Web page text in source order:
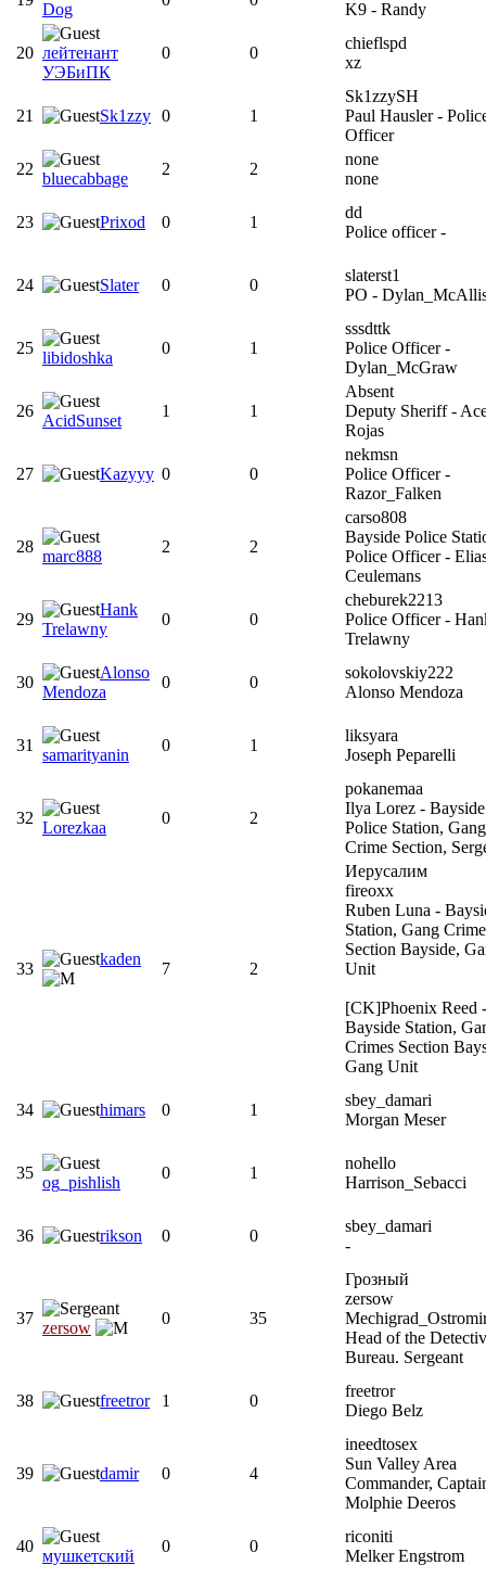
Dog K9 - Randy
20 лейтенант
УЭБиПК
0 0
chieflspd
xz
21 Sk1zzy 0 1
Sk1zzySH
Paul Hausler -
Officer
22
bluecabbage
2 2
none
none
23 Prixod 0 1
dd
Police officer -
24 Slater 0 0
slaterst1
PO -
25
libidoshka
0 1
sssdttk
Police Officer -
Dylan_McGraw
26
AcidSunset
1 1
Absent
Deputy Sheriff -
Rojas
27 Kazyyy 0 0
nekmsn
Police Officer -
Razor_Falken
28
marc888
2 2
carso808
Bayside Police
Police Officer -
Ceulemans
29
Hank
Trelawny
0 0
cheburek2213
Police Officer -
Trelawny
30
Alonso
Mendoza
0 0
sokolovskiy222
Alonso Mendoza
31
samarityanin
0 1
liksyara
Joseph Peparelli
32
Lorezkaa
0 2
pokanemaa
Ilya Lorez - Bayside
Police Station, Gang
Crime Section,
33
kaden
7 2
Иерусалим
fireoxx
Ruben Luna -
Station, Gang
Section Bayside,
Unit
[CK]Phoenix Reed -
Bayside Station,
Crimes Section
Gang Unit
34 himars 0 1
sbey_damari
Morgan Meser
35
og_pishlish
0 1
nohello
Harrison_Sebacci
36 rikson 0 0
sbey_damari
-
37
zersow
0 35
Грозный
zersow
Head of the
Bureau. Sergeant
38 freetror 1 0
freetror
Diego Belz
39 damir 0 4
ineedtosex
Sun Valley Area
Commander,
Molphie Deeros
40
мушкетский
0 0
riconiti
Melker Engstrom